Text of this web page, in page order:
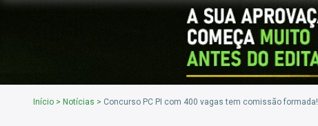
Início > Notícias > Concurso PC PI com 400 vagas tem comissão formada!